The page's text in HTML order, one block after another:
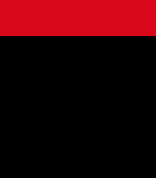
ke